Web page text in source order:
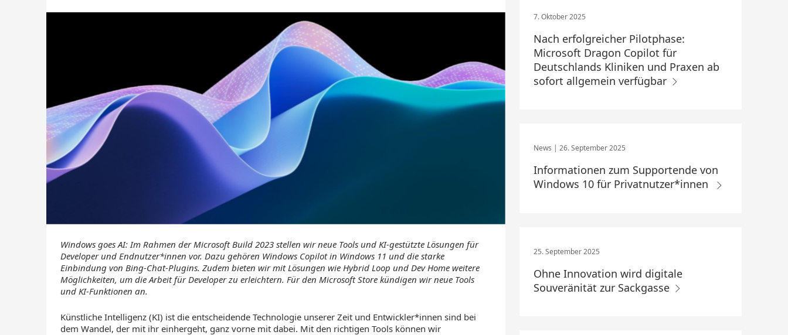
(opens(opens(opens(opens
Windows goes AI: Im Rahmen der Microsoft Build 2023 stellen wir neue Tools und KI-gestützte Lösungen für
Developer und Endnutzer*innen vor. Dazu gehören Windows Copilot in Windows 11 und die starke
Einbindung von Bing-Chat-Plugins. Zudem bieten wir mit Lösungen wie Hybrid Loop und Dev Home weitere
Möglichkeiten, um die Arbeit für Developer zu erleichtern. Für den Microsoft Store kündigen wir neue Tools
und KI-Funktionen an.
Künstliche Intelligenz (KI) ist die entscheidende Technologie unserer Zeit und Entwickler*innen sind bei
dem Wandel, der mit ihr einhergeht, ganz vorne mit dabei. Mit den richtigen Tools können wir
7. Oktober 2025
Nach erfolgreicher Pilotphase:
Microsoft Dragon Copilot für
Deutschlands Kliniken und Praxen ab
sofort allgemein verfügbar
26. September 2025
Informationen zum Supportende von
Windows 10 für Privatnutzer*innen
25. September 2025
Ohne Innovation wird digitale
Souveränität zur Sackgasse